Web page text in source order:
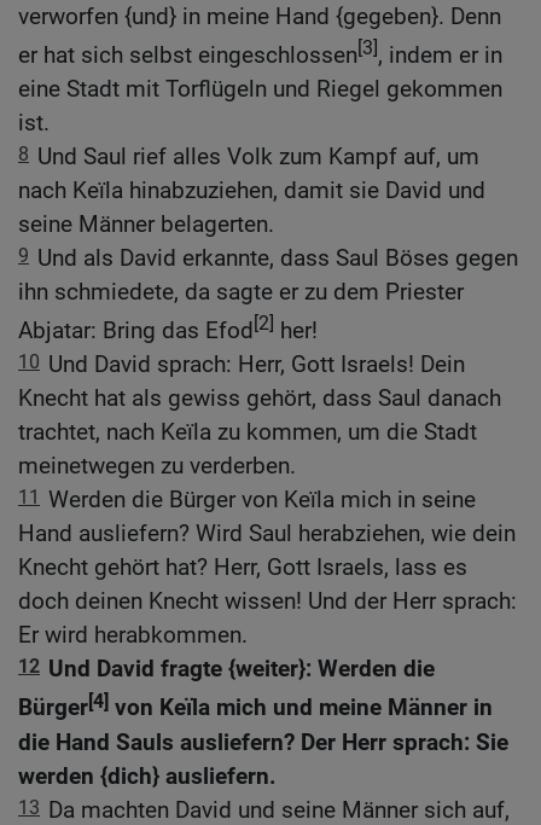
verworfen {und} in meine Hand {gegeben}. Denn
er hat sich selbst eingeschlossen[3], indem er in
eine Stadt mit Torflügeln und Riegel gekommen
ist.
8 Und Saul rief alles Volk zum Kampf auf, um
nach Keïla hinabzuziehen, damit sie David und
seine Männer belagerten.
9 Und als David erkannte, dass Saul Böses gegen
ihn schmiedete, da sagte er zu dem Priester
Abjatar: Bring das Efod[2] her!
10 Und David sprach: Herr, Gott Israels! Dein
Knecht hat als gewiss gehört, dass Saul danach
trachtet, nach Keïla zu kommen, um die Stadt
meinetwegen zu verderben.
11 Werden die Bürger von Keïla mich in seine
Hand ausliefern? Wird Saul herabziehen, wie dein
Knecht gehört hat? Herr, Gott Israels, lass es
doch deinen Knecht wissen! Und der Herr sprach:
Er wird herabkommen.
12 Und David fragte {weiter}: Werden die
Bürger[4] von Keïla mich und meine Männer in
die Hand Sauls ausliefern? Der Herr sprach: Sie
werden {dich} ausliefern.
13 Da machten David und seine Männer sich auf,